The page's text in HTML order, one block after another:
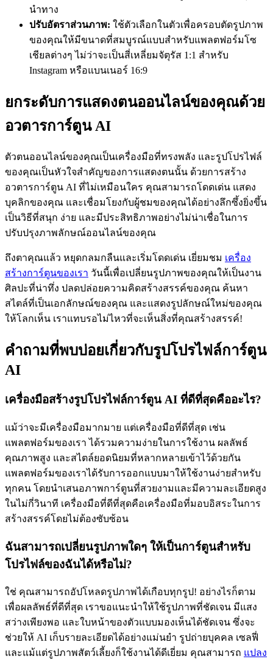
นำทาง
ปรับอัตราส่วนภาพ: ใช้ตัวเลือกในตัวเพื่อครอบตัดรูปภาพ
ของคุณให้มีขนาดที่สมบูรณ์แบบสำหรับแพลตฟอร์มโซ
เชียลต่างๆ ไม่ว่าจะเป็นสี่เหลี่ยมจัตุรัส 1:1 สำหรับ
Instagram หรือแบนเนอร์ 16:9
ยกระดับการแสดงตนออนไลน์ของคุณด้วย
อวตารการ์ตูน AI
ตัวตนออนไลน์ของคุณเป็นเครื่องมือที่ทรงพลัง และรูปโปรไฟล์
ของคุณเป็นหัวใจสำคัญของการแสดงตนนั้น ด้วยการสร้าง
อวตารการ์ตูน AI ที่ไม่เหมือนใคร คุณสามารถโดดเด่น แสดง
บุคลิกของคุณ และเชื่อมโยงกับผู้ชมของคุณได้อย่างลึกซึ้งยิ่งขึ้น
เป็นวิธีที่สนุก ง่าย และมีประสิทธิภาพอย่างไม่น่าเชื่อในการ
ปรับปรุงภาพลักษณ์ออนไลน์ของคุณ
ถึงตาคุณแล้ว หยุดกลมกลืนและเริ่มโดดเด่น เยี่ยมชม เครื่อง
สร้างการ์ตูนของเรา วันนี้เพื่อเปลี่ยนรูปภาพของคุณให้เป็นงาน
ศิลปะที่น่าทึ่ง ปลดปล่อยความคิดสร้างสรรค์ของคุณ ค้นหา
สไตล์ที่เป็นเอกลักษณ์ของคุณ และแสดงรูปลักษณ์ใหม่ของคุณ
ให้โลกเห็น เราแทบรอไม่ไหวที่จะเห็นสิ่งที่คุณสร้างสรรค์!
คำถามที่พบบ่อยเกี่ยวกับรูปโปรไฟล์การ์ตูน
AI
เครื่องมือสร้างรูปโปรไฟล์การ์ตูน AI ที่ดีที่สุดคืออะไร?
แม้ว่าจะมีเครื่องมือมากมาย แต่เครื่องมือที่ดีที่สุด เช่น
แพลตฟอร์มของเรา ได้รวมความง่ายในการใช้งาน ผลลัพธ์
คุณภาพสูง และสไตล์ยอดนิยมที่หลากหลายเข้าไว้ด้วยกัน
แพลตฟอร์มของเราได้รับการออกแบบมาให้ใช้งานง่ายสำหรับ
ทุกคน โดยนำเสนอภาพการ์ตูนที่สวยงามและมีความละเอียดสูง
ในไม่กี่วินาที เครื่องมือที่ดีที่สุดคือเครื่องมือที่มอบอิสระในการ
สร้างสรรค์โดยไม่ต้องซับซ้อน
ฉันสามารถเปลี่ยนรูปภาพใดๆ ให้เป็นการ์ตูนสำหรับ
โปรไฟล์ของฉันได้หรือไม่?
ใช่ คุณสามารถอัปโหลดรูปภาพได้เกือบทุกรูป! อย่างไรก็ตาม
เพื่อผลลัพธ์ที่ดีที่สุด เราขอแนะนำให้ใช้รูปภาพที่ชัดเจน มีแสง
สว่างเพียงพอ และใบหน้าของตัวแบบมองเห็นได้ชัดเจน ซึ่งจะ
ช่วยให้ AI เก็บรายละเอียดได้อย่างแม่นยำ รูปถ่ายบุคคล เซลฟี่
และแม้แต่รูปภาพสัตว์เลี้ยงก็ใช้งานได้ดีเยี่ยม คุณสามารถ แปลง